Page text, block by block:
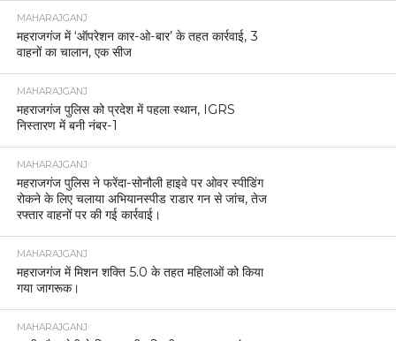
MAHARAJGANJ
महराजगंज में ‘ऑपरेशन कार-ओ-बार’ के तहत कार्रवाई, 3
वाहनों का चालान, एक सीज
MAHARAJGANJ
महराजगंज पुलिस को प्रदेश में पहला स्थान, IGRS
निस्तारण में बनी नंबर-1
MAHARAJGANJ
महराजगंज पुलिस ने फरेंदा-सोनौली हाइवे पर ओवर स्पीडिंग
रोकने के लिए चलाया अभियानस्पीड राडार गन से जांच, तेज
रफ्तार वाहनों पर की गई कार्रवाई।
MAHARAJGANJ
महराजगंज में मिशन शक्ति 5.0 के तहत महिलाओं को किया
गया जागरूक।
MAHARAJGANJ